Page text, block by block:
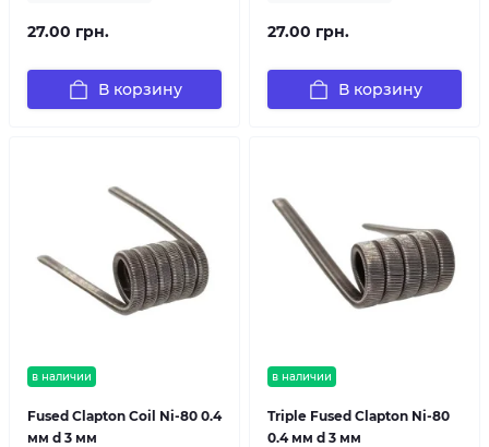
27.00 грн.
В корзину
27.00 грн.
В корзину
в наличии
Fused Clapton Coil Ni-80 0.4
мм d 3 мм
в наличии
Triple Fused Clapton Ni-80
0.4 мм d 3 мм